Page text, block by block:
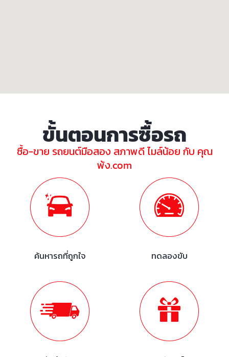
ขั้นตอนการซื้อรถ
ซื้อ-ขาย รถยนต์มือสอง สภาพดี ไมล์น้อย กับ คุณ
พ้ง.com
ค้นหารถที่ถูกใจ ทดลองขับ